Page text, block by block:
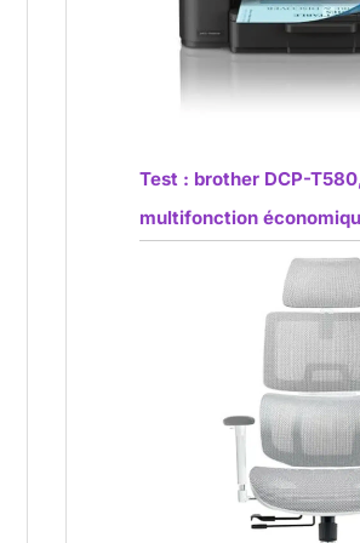
Test : brother DCP-
multifonction